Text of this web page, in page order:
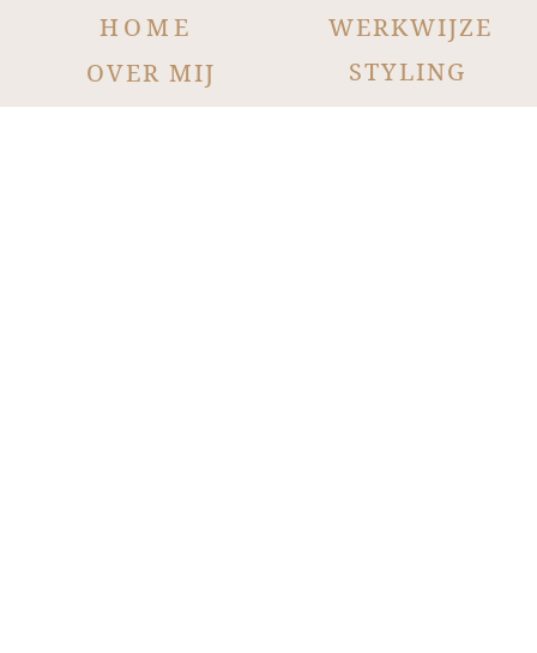
OVER MIJ
WERKWIJZE
STYLING
HOME